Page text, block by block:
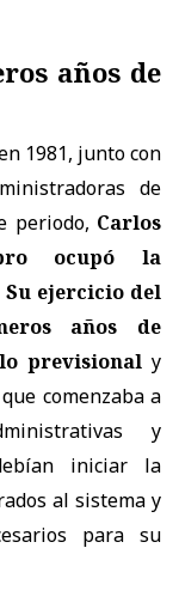
años de
1981, junto con
de
periodo, Carlos
ocupó la
ejercicio del
años de
previsional y
comenzaba a
y
iniciar la
al sistema y
para su